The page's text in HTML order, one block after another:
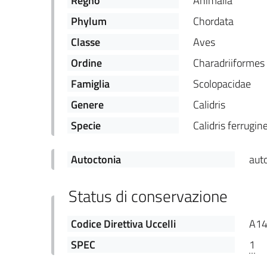
Phylum
Chordata
Classe
Aves
Ordine
Charadriiformes
Famiglia
Scolopacidae
Genere
Calidris
Specie
Calidris
Autoctonia
Status di conservazione
Codice Direttiva Uccelli
SPEC
1